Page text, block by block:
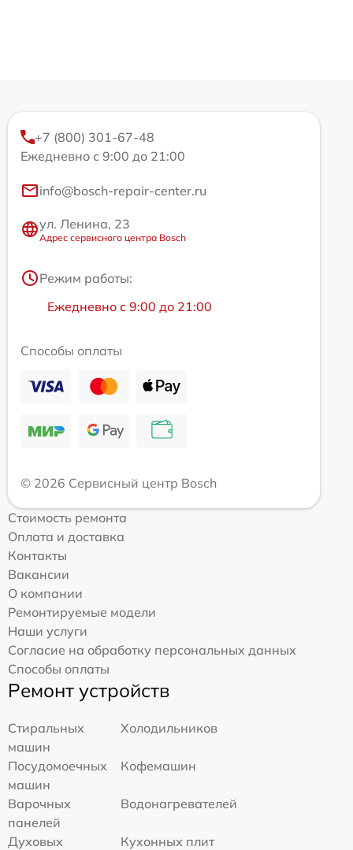
+7 (800) 301-67-48
Ежедневно с 9:00 до 21:00
info@bosch-repair-center.ru
ул. Ленина, 23
Адрес сервисного центра Bosch
Режим работы:
Ежедневно с 9:00 до 21:00
Способы оплаты
© 2026 Сервисный центр Bosch
Стоимость ремонта
Оплата и доставка
Контакты
Вакансии
О компании
Ремонтируемые модели
Наши услуги
Согласие на обработку персональных данных
Способы оплаты
Ремонт устройств
Стиральных
машин
Холодильников
Посудомоечных
машин
Кофемашин
Варочных
панелей
Водонагревателей
Духовых
Кухонных плит